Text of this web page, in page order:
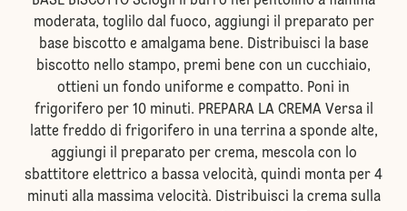
moderata, toglilo dal fuoco, aggiungi il preparato per
base biscotto e amalgama bene. Distribuisci la base
biscotto nello stampo, premi bene con un cucchiaio,
ottieni un fondo uniforme e compatto. Poni in
frigorifero per 10 minuti. PREPARA LA CREMA Versa il
latte freddo di frigorifero in una terrina a sponde alte,
aggiungi il preparato per crema, mescola con lo
sbattitore elettrico a bassa velocità, quindi monta per 4
minuti alla massima velocità. Distribuisci la crema sulla